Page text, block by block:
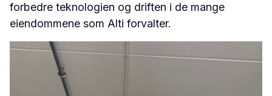
forbedre teknologien og driften i de mange
eiendommene som Alti forvalter.